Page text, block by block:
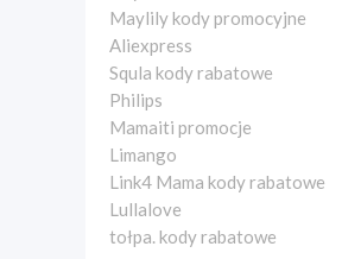
Maylily kody promocyjne
Aliexpress
Squla kody rabatowe
Philips
Mamaiti promocje
Limango
Link4 Mama kody rabatowe
Lullalove
tołpa. kody rabatowe